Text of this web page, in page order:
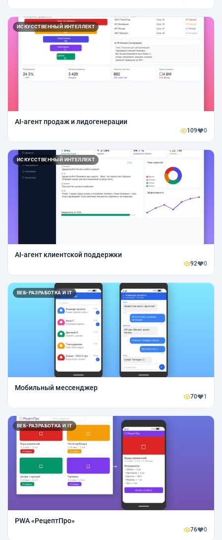
ИСКУССТВЕННЫЙ ИНТЕЛЛЕКТ
AI-агент продаж и лидогенерации
109 0
ИСКУССТВЕННЫЙ ИНТЕЛЛЕКТ
AI-агент клиентской поддержки
92 0
ВЕБ-РАЗРАБОТКА И IT
Мобильный мессенджер
70 1
ВЕБ-РАЗРАБОТКА И IT
PWA «РецептПро»
76 0